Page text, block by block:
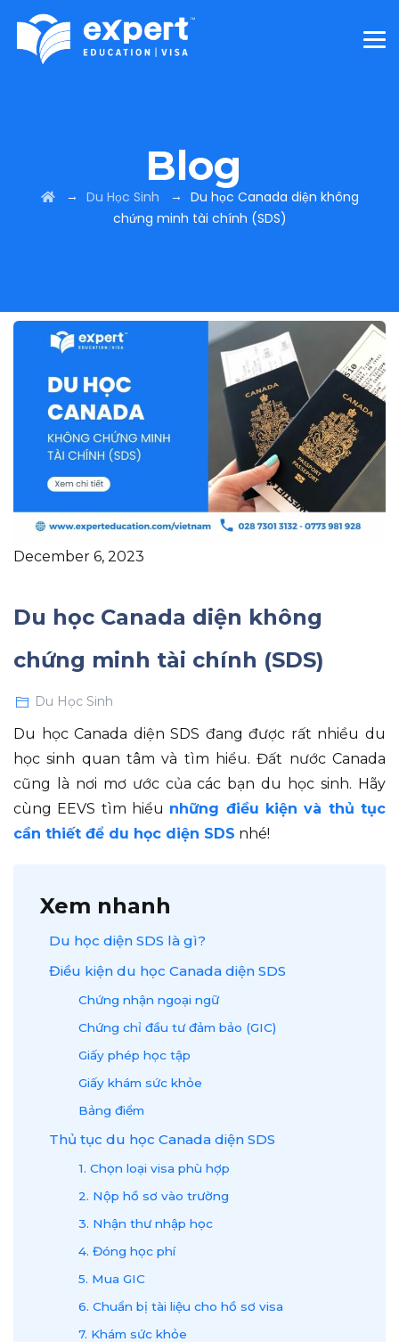
Blog
→ Du Học Sinh → Du học Canada diện không
chứng minh tài chính (SDS)
December 6, 2023
Du học Canada diện không
chứng minh tài chính (SDS)
Du Học Sinh
Du học Canada diện SDS đang được rất nhiều du
học sinh quan tâm và tìm hiểu. Đất nước Canada
cũng là nơi mơ ước của các bạn du học sinh. Hãy
cùng EEVS tìm hiểu những điều kiện và thủ tục
cần thiết để du học diện SDS nhé!
Xem nhanh
Du học diện SDS là gì?
Điều kiện du học Canada diện SDS
Chứng nhận ngoại ngữ
Chứng chỉ đầu tư đảm bảo (GIC)
Giấy phép học tập
Giấy khám sức khỏe
Bảng điểm
Thủ tục du học Canada diện SDS
1. Chọn loại visa phù hợp
2. Nộp hồ sơ vào trường
3. Nhận thư nhập học
4. Đóng học phí
5. Mua GIC
6. Chuẩn bị tài liệu cho hồ sơ visa
7. Khám sức khỏe